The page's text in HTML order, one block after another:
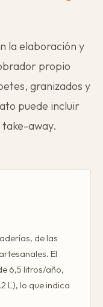
la elaboración y
propio
granizados y
puede incluir
away.
de las
El
6,5 litros/año,
L), lo que indica